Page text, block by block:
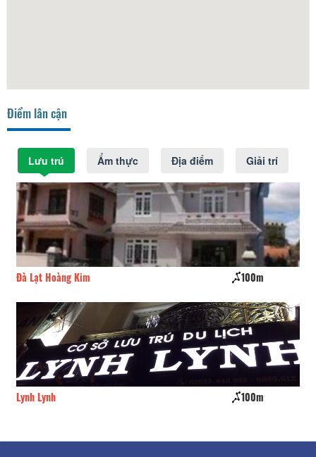
Điểm lân cận
Lưu trú Ẩm thực Địa điểm Giải trí
Đà Lạt Hoàng Kim 100m
Lynh Lynh 100m